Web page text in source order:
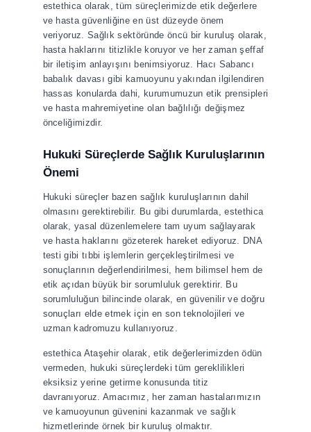
estethica olarak, tüm süreçlerimizde etik değerlere
ve hasta güvenliğine en üst düzeyde önem
veriyoruz. Sağlık sektöründe öncü bir kuruluş olarak,
hasta haklarını titizlikle koruyor ve her zaman şeffaf
bir iletişim anlayışını benimsiyoruz. Hacı Sabancı
babalık davası gibi kamuoyunu yakından ilgilendiren
hassas konularda dahi, kurumumuzun etik prensipleri
ve hasta mahremiyetine olan bağlılığı değişmez
önceliğimizdir.
Hukuki Süreçlerde Sağlık Kuruluşlarının
Önemi
Hukuki süreçler bazen sağlık kuruluşlarının dahil
olmasını gerektirebilir. Bu gibi durumlarda, estethica
olarak, yasal düzenlemelere tam uyum sağlayarak
ve hasta haklarını gözeterek hareket ediyoruz. DNA
testi gibi tıbbi işlemlerin gerçekleştirilmesi ve
sonuçlarının değerlendirilmesi, hem bilimsel hem de
etik açıdan büyük bir sorumluluk gerektirir. Bu
sorumluluğun bilincinde olarak, en güvenilir ve doğru
sonuçları elde etmek için en son teknolojileri ve
uzman kadromuzu kullanıyoruz.
estethica Ataşehir olarak, etik değerlerimizden ödün
vermeden, hukuki süreçlerdeki tüm gereklilikleri
eksiksiz yerine getirme konusunda titiz
davranıyoruz. Amacımız, her zaman hastalarımızın
ve kamuoyunun güvenini kazanmak ve sağlık
hizmetlerinde örnek bir kuruluş olmaktır.